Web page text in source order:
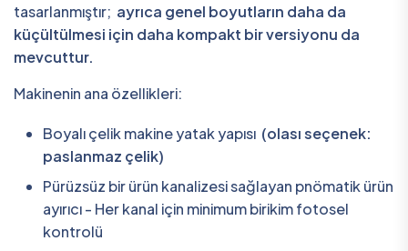
tasarlanmıştır; ayrıca genel boyutların daha da
küçültülmesi için daha kompakt bir versiyonu da
mevcuttur.
Makinenin ana özellikleri:
Boyalı çelik makine yatak yapısı (olası seçenek:
paslanmaz çelik)
Pürüzsüz bir ürün kanalizesi sağlayan pnömatik ürün
ayırıcı - Her kanal için minimum birikim fotosel
kontrolü